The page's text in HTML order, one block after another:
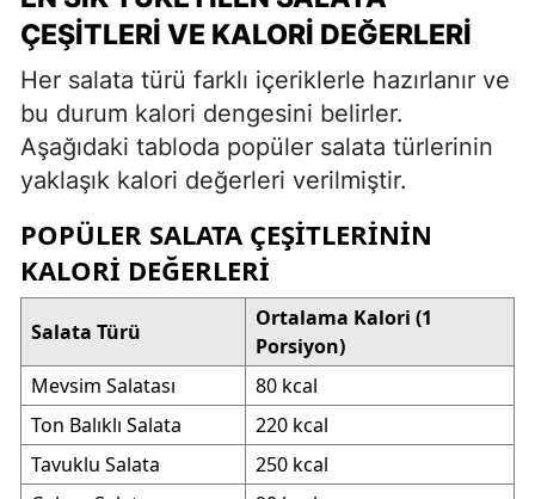
ÇEŞITLERI VE KALORI DEĞERLERI
Her salata türü farklı içeriklerle hazırlanır ve
bu durum kalori dengesini belirler.
Aşağıdaki tabloda popüler salata türlerinin
yaklaşık kalori değerleri verilmiştir.
POPÜLER SALATA ÇEŞITLERININ
KALORI DEĞERLERI
Salata Türü
Ortalama Kalori (1
Porsiyon)
Mevsim Salatası
80 kcal
Ton Balıklı Salata
220 kcal
Tavuklu Salata
250 kcal